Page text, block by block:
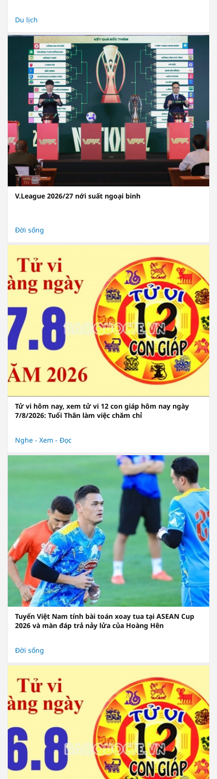
Du lịch
V.League 2026/27 nới suất ngoại binh
Đời sống
Tử vi hôm nay, xem tử vi 12 con giáp hôm nay ngày
7/8/2026: Tuổi Thân làm việc chăm chỉ
Nghe - Xem - Đọc
Tuyển Việt Nam tính bài toán xoay tua tại ASEAN Cup
2026 và màn đáp trả nảy lửa của Hoàng Hên
Đời sống